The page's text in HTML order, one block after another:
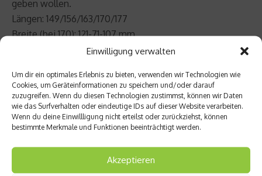
Einwilligung verwalten
Um dir ein optimales Erlebnis zu bieten, verwenden wir Technologien wie
Cookies, um Geräteinformationen zu speichern und/oder darauf
zuzugreifen. Wenn du diesen Technologien zustimmst, können wir Daten
wie das Surfverhalten oder eindeutige IDs auf dieser Website verarbeiten.
Wenn du deine Einwillligung nicht erteilst oder zurückziehst, können
bestimmte Merkmale und Funktionen beeinträchtigt werden.
Akzeptieren
geben wollen.
Längen: 149/156/163/170/177
Breite (bei 170): 121-71-107 mm
Radius (bei 170): 13.5 m
i.Supershape Speed:Race-Carve-Ski für langgezogene
Schwünge bei ho¬her Geschwindigkeit. Für sehr
ambitionierte Fahrer geschnitten und doch vielseitig
genug für den Allround-Einsatz.
Breite (bei 170): 116-68-100 mm
Radius (bei 170): 14.6 m